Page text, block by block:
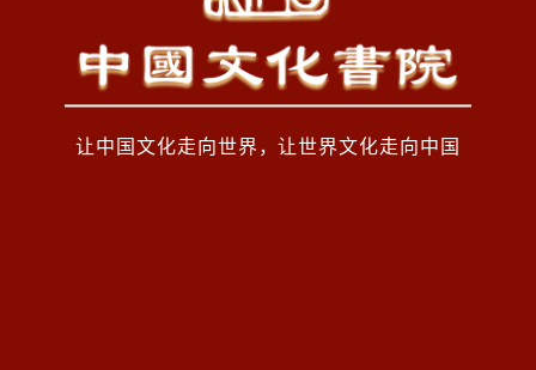
让中国文化走向世界，让世界文化走向中国